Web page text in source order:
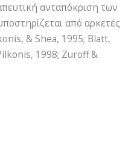
ανταπόκριση των
από αρκετές
& Shea, 1995; Blatt,
1998; Zuroff &